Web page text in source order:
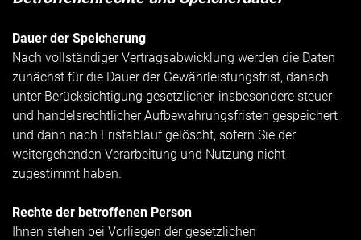
Dauer der Speicherung
Nach vollständiger Vertragsabwicklung werden die Daten
zunächst für die Dauer der Gewährleistungsfrist, danach
unter Berücksichtigung gesetzlicher, insbesondere steuer-
und handelsrechtlicher Aufbewahrungsfristen gespeichert
und dann nach Fristablauf gelöscht, sofern Sie der
weitergehenden Verarbeitung und Nutzung nicht
zugestimmt haben.
Rechte der betroffenen Person
Ihnen stehen bei Vorliegen der gesetzlichen